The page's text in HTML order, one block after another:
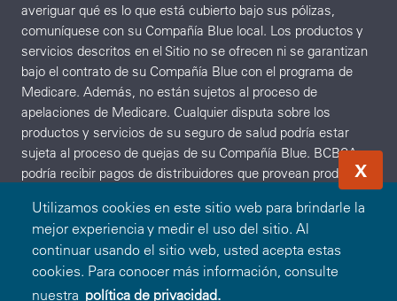
Utilizamos cookies en este sitio web para brindarle la
mejor experiencia y medir el uso del sitio. Al
continuar usando el sitio web, usted acepta estas
cookies. Para conocer más información, consulte
nuestra política de privacidad.
X
averiguar qué es lo que está cubierto bajo sus pólizas,
comuníquese con su Compañía Blue local. Los productos y
servicios descritos en el Sitio no se ofrecen ni se garantizan
bajo el contrato de su Compañía Blue con el programa de
Medicare. Además, no están sujetos al proceso de
apelaciones de Medicare. Cualquier disputa sobre los
productos y servicios de su seguro de salud podría estar
sujeta al proceso de quejas de su Compañía Blue. BCBSA
podría recibir pagos de distribuidores que provean productos
y servicios en el Sitio o mediante el mismo. Ni BCBSA ni
ninguna Compañía Blue recomiendan, respaldan o garantizan
ningún distribuidor, producto o servicio en particular
disponible bajo o mediante el Programa Blue365 o el Sitio, ni
otorgan garantías sobre ninguno de ellos.